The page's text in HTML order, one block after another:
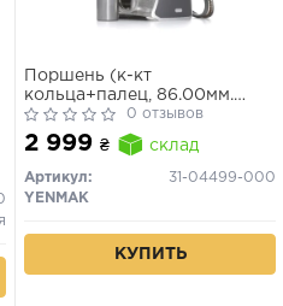
Поршень (к-кт
кольца+палец, 86.00мм.
STD) CITROEN Xsara/Xantia
2.0i, FIAT Ulysse 2.0i 16V,
PEUGEOT 306/406/605 2.0i
(XU 10 J 4 RZ)
0 отзывов
2 999 ₴ склад
Артикул:
31-04499-000
YENMAK
КУПИТЬ